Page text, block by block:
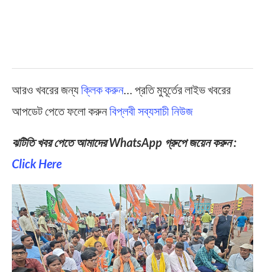
আরও খবরের জন্যক্লিক করুন… প্রতি মুহূর্তের লাইভ খবরের
আপডেট পেতে ফলো করুনবিপ্লবী সব্যসাচী নিউজ
ঝটিতি খবর পেতে আমাদের WhatsApp গ্রুপে জয়েন করুন :
Click Here